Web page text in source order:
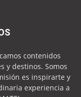
contenidos
y destinos. Somos
es inspirarte y
experiencia a